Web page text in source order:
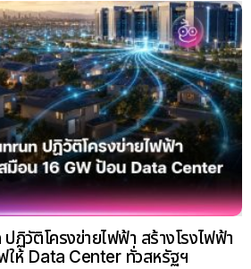
ฏิวัติโครงข่ายไฟฟ้า สร้างโรงไฟฟ้า
ให้ Data Center ทั่วสหรัฐฯ